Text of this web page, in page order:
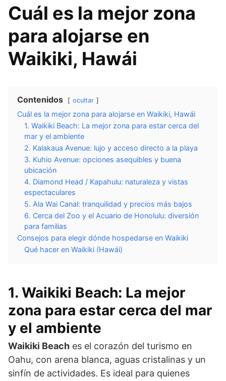
Cuál es la mejor zona
para alojarse en
Waikiki, Hawái
Contenidos ocultar
Cuál es la mejor zona para alojarse en Waikiki, Hawái
1. Waikiki Beach: La mejor zona para estar cerca del
mar y el ambiente
2. Kalakaua Avenue: lujo y acceso directo a la playa
3. Kuhio Avenue: opciones asequibles y buena
ubicación
4. Diamond Head / Kapahulu: naturaleza y vistas
espectaculares
5. Ala Wai Canal: tranquilidad y precios más bajos
6. Cerca del Zoo y el Acuario de Honolulu: diversión
para familias
Consejos para elegir dónde hospedarse en Waikiki
Qué hacer en Waikiki (Hawái)
1. Waikiki Beach: La mejor
zona para estar cerca del mar
y el ambiente
Waikiki Beach es el corazón del turismo en
Oahu, con arena blanca, aguas cristalinas y un
sinfín de actividades. Es ideal para quienes